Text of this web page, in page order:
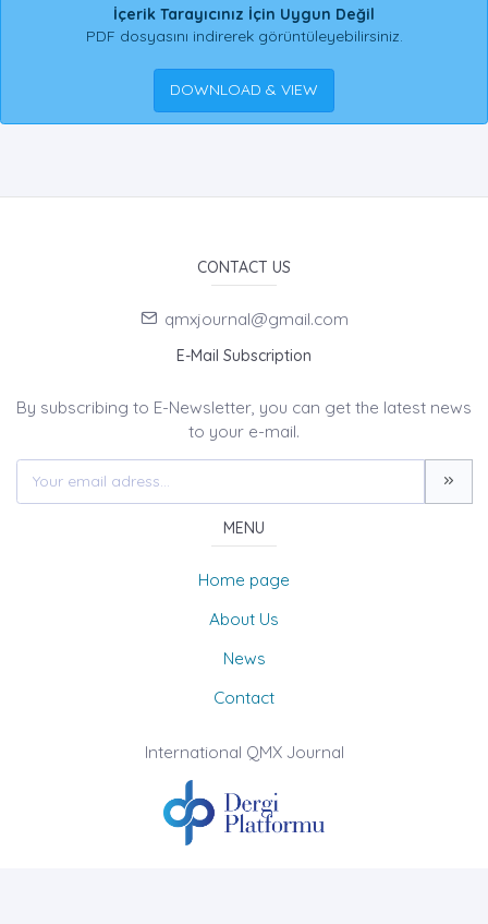
İçerik Tarayıcınız İçin Uygun Değil
PDF dosyasını indirerek görüntüleyebilirsiniz.
DOWNLOAD & VIEW
CONTACT US
qmxjournal@gmail.com
E-Mail Subscription
By subscribing to E-Newsletter, you can get the latest news
to your e-mail.
MENU
Home page
About Us
News
Contact
International QMX Journal